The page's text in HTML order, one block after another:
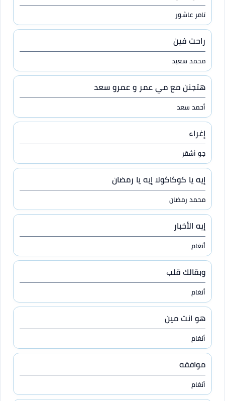
تامر عاشور
راحت فين
محمد سعيد
هتجنن مع مي عمر و عمرو سعد
أحمد سعد
إغراء
جو أشقر
إيه يا كوكاكولا إيه يا رمضان
محمد رمضان
إيه الأخبار
أنغام
وبقالك قلب
أنغام
هو انت مين
أنغام
موافقه
أنغام